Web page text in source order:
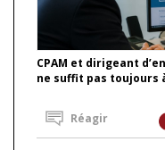
CPAM et dirigeant
ne suffit pas toujours
Réagir